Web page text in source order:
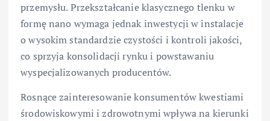
przemysłu. Przekształcanie klasycznego tlenku w
formę nano wymaga jednak inwestycji w instalacje
o wysokim standardzie czystości i kontroli jakości,
co sprzyja konsolidacji rynku i powstawaniu
wyspecjalizowanych producentów.
Rosnące zainteresowanie konsumentów kwestiami
środowiskowymi i zdrowotnymi wpływa na kierunki